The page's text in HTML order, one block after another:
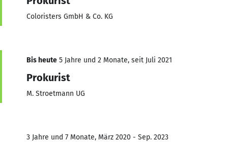
Coloristers GmbH & Co. KG
Bis heute 5 Jahre und 2 Monate, seit Juli 2021
Prokurist
M. Stroetmann UG
3 Jahre und 7 Monate, März 2020 - Sep. 2023